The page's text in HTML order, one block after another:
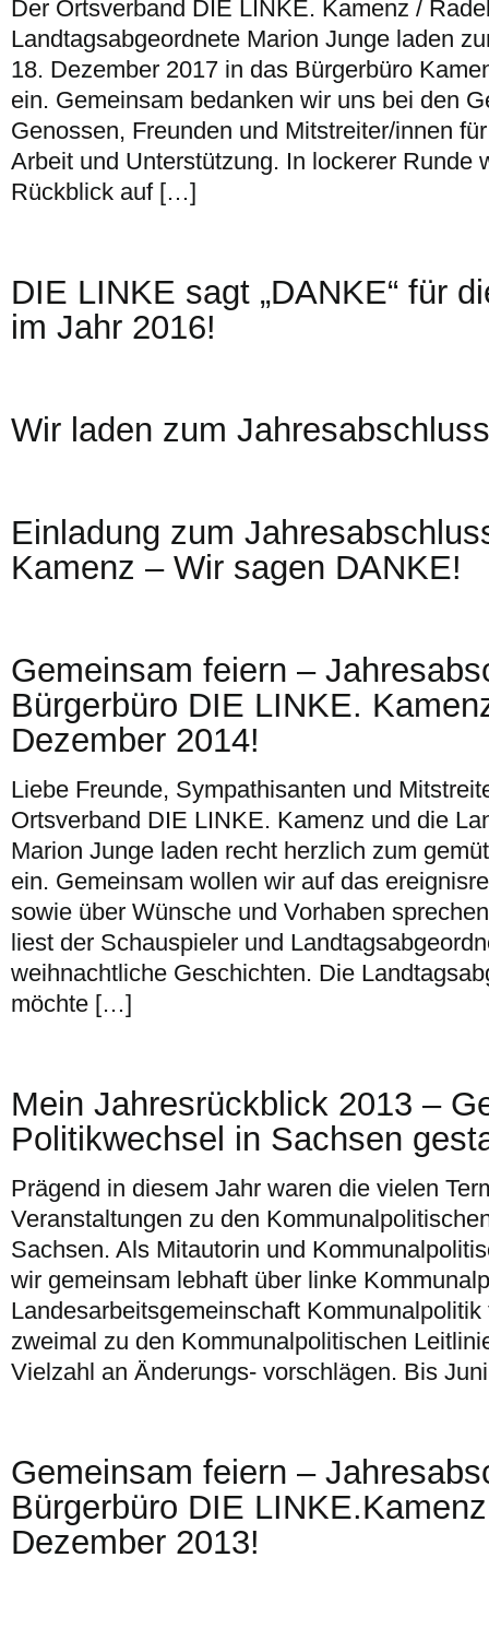
Der Ortsverband DIE LINKE. Kamenz /
Landtagsabgeordnete Marion Junge laden
18. Dezember 2017 in das Bürgerbüro
ein. Gemeinsam bedanken wir uns bei den
Genossen, Freunden und Mitstreiter/innen
Arbeit und Unterstützung. In lockerer Runde
Rückblick auf […]
DIE LINKE sagt „DANKE“ für
im Jahr 2016!
Wir laden zum
Einladung zum
Kamenz – Wir sagen DANKE!
Gemeinsam feiern –
Bürgerbüro DIE LINKE.
Dezember 2014!
Liebe Freunde, Sympathisanten und
Ortsverband DIE LINKE. Kamenz und die
Marion Junge laden recht herzlich zum
ein. Gemeinsam wollen wir auf das
sowie über Wünsche und Vorhaben
liest der Schauspieler und
weihnachtliche Geschichten. Die
möchte […]
Mein Jahresrückblick 2013 –
Politikwechsel in Sachsen
Prägend in diesem Jahr waren die vielen
Veranstaltungen zu den
Sachsen. Als Mitautorin und
wir gemeinsam lebhaft über linke
Landesarbeitsgemeinschaft
zweimal zu den Kommunalpolitischen
Vielzahl an Änderungs- vorschlägen. Bis
Gemeinsam feiern –
Bürgerbüro DIE
Dezember 2013!